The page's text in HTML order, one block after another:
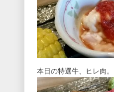
本日の特選牛、ヒレ肉。